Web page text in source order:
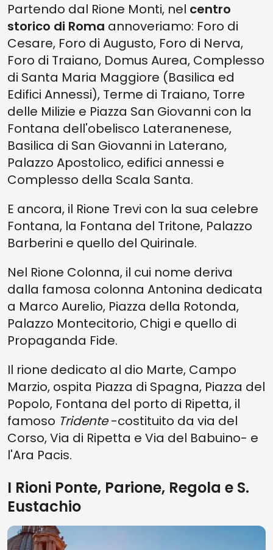
Partendo dal Rione Monti, nel centro
storico di Roma annoveriamo: Foro di
Cesare, Foro di Augusto, Foro di Nerva,
Foro di Traiano, Domus Aurea, Complesso
di Santa Maria Maggiore (Basilica ed
Edifici Annessi), Terme di Traiano, Torre
delle Milizie e Piazza San Giovanni con la
Fontana dell'obelisco Lateranenese,
Basilica di San Giovanni in Laterano,
Palazzo Apostolico, edifici annessi e
Complesso della Scala Santa.
E ancora, il Rione Trevi con la sua celebre
Fontana, la Fontana del Tritone, Palazzo
Barberini e quello del Quirinale.
Nel Rione Colonna, il cui nome deriva
dalla famosa colonna Antonina dedicata
a Marco Aurelio, Piazza della Rotonda,
Palazzo Montecitorio, Chigi e quello di
Propaganda Fide.
Il rione dedicato al dio Marte, Campo
Marzio, ospita Piazza di Spagna, Piazza del
Popolo, Fontana del porto di Ripetta, il
famoso Tridente-costituito da via del
Corso, Via di Ripetta e Via del Babuino- e
l'Ara Pacis.
I Rioni Ponte, Parione, Regola e S.
Eustachio